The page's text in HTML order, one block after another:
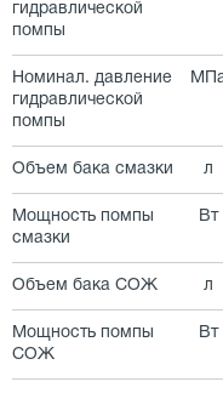
гидравлической
помпы
Номинал. давление
гидравлической
помпы
Объем бака смазки л
Мощность помпы
смазки
Вт
Объем бака СОЖ л
Мощность помпы
СОЖ
Вт